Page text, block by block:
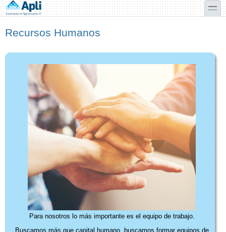
Pasar al contenido principal
Skip to search toggle
Recursos Humanos
Para nosotros lo más importante es el equipo de trabajo.
Buscamos más que capital humano, buscamos formar equipos de